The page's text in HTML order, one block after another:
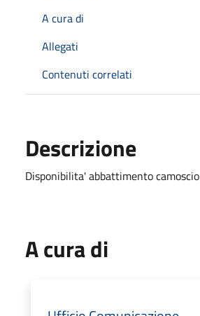
A cura di
Allegati
Contenuti correlati
Descrizione
Disponibilita' abbattimento camoscio
A cura di